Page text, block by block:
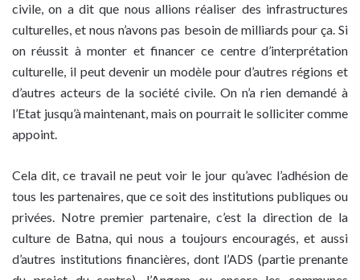
civile, on a dit que nous allions réaliser des infrastructures
culturelles, et nous n’avons pas besoin de milliards pour ça. Si
on réussit à monter et financer ce centre d’interprétation
culturelle, il peut devenir un modèle pour d’autres régions et
d’autres acteurs de la société civile. On n’a rien demandé à
l’Etat jusqu’à maintenant, mais on pourrait le solliciter comme
appoint.
Cela dit, ce travail ne peut voir le jour qu’avec l’adhésion de
tous les partenaires, que ce soit des institutions publiques ou
privées. Notre premier partenaire, c’est la direction de la
culture de Batna, qui nous a toujours encouragés, et aussi
d’autres institutions financières, dont l’ADS (partie prenante